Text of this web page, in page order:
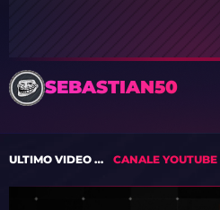
SEBASTIAN50
ULTIMO VIDEO DA